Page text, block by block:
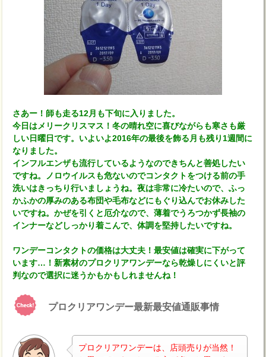
さあー！師も走る12月も下旬に入りました。
今日はメリークリスマス！冬の晴れ空に喜びながらも寒さも厳
しい日曜日です。いよいよ2016年の最後を飾る月も残り1週間に
なりました。
インフルエンザも流行しているようなのできちんと善処したい
ですね。ノロウイルスも危ないのでコンタクトをつける前の手
洗いはきっちり行いましょうね。夜は非常に冷たいので、ふっ
かふかの厚みのある布団や毛布などにもぐり込んでお休みした
いですね。かぜを引くと厄介なので、薄着でうろつかず長袖の
インナーなどしっかり着こんで、体調を堅持したいですね。
ワンデーコンタクトの価格は大丈夫！最安値は確実に下がって
います…！新素材のプロクリアワンデーなら乾燥しにくいと評
判なので選択に迷うかもかもしれませんね！
プロクリアワンデー最新最安値通販事情
プロクリアワンデーは、店頭売りが当然！